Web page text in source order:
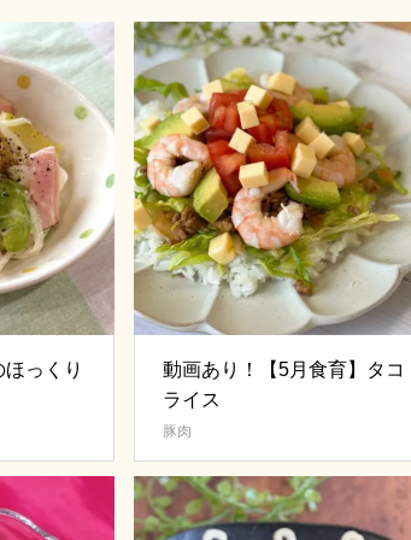
っくり
動画あり！【5月食育】タコ
ライス
豚肉